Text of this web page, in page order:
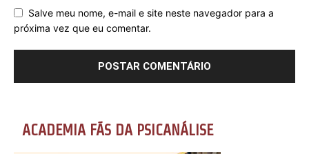
Salve meu nome, e-mail e site neste navegador para a
próxima vez que eu comentar.
ACADEMIA FÃS DA PSICANÁLISE